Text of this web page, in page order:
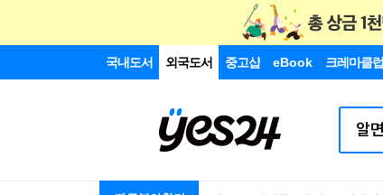
국내도서 외국도서 중고샵 eBook 크레마클럽